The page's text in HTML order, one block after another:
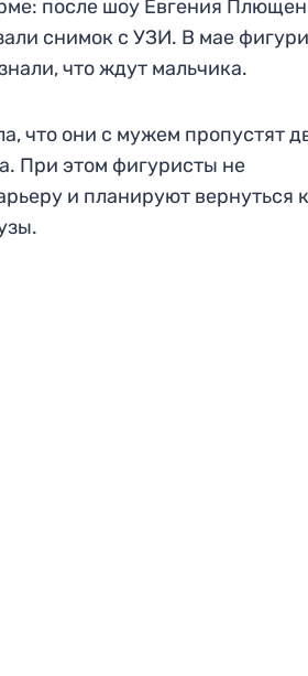
после шоу Евгения
снимок с УЗИ. В мае
что ждут мальчика.
что они с мужем пропустят
При этом фигуристы не
и планируют вернуться